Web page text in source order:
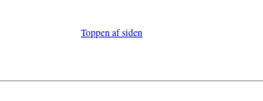
Toppen af siden